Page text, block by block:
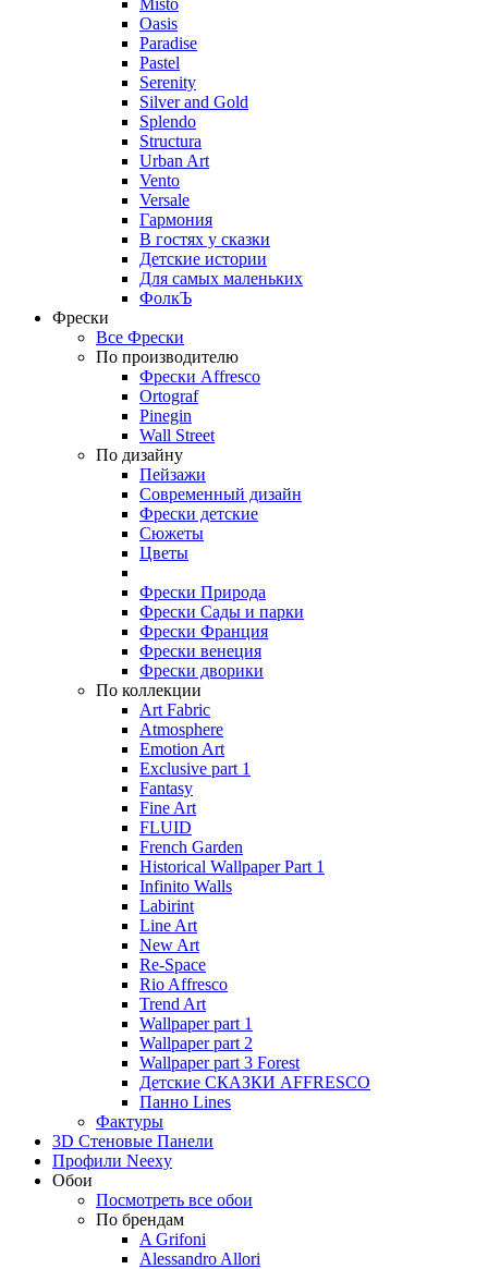
Misto
Oasis
Paradise
Pastel
Serenity
Silver and Gold
Splendo
Structura
Urban Art
Vento
Versale
Гармония
В гостях у сказки
Детские истории
Для самых маленьких
ФолкЪ
Фрески
Все Фрески
По производителю
Фрески Affresco
Ortograf
Pinegin
Wall Street
По дизайну
Пейзажи
Современный дизайн
Фрески детские
Сюжеты
Цветы
Фрески Природа
Фрески Сады и парки
Фрески Франция
Фрески венеция
Фрески дворики
По коллекции
Art Fabric
Atmosphere
Emotion Art
Exclusive part 1
Fantasy
Fine Art
FLUID
French Garden
Historical Wallpaper Part 1
Infinito Walls
Labirint
Line Art
New Art
Re-Space
Rio Affresco
Trend Art
Wallpaper part 1
Wallpaper part 2
Wallpaper part 3 Forest
Детские СКАЗКИ AFFRESCO
Панно Lines
Фактуры
3D Стеновые Панели
Профили Neexy
Обои
Посмотреть все обои
По брендам
A Grifoni
Alessandro Allori